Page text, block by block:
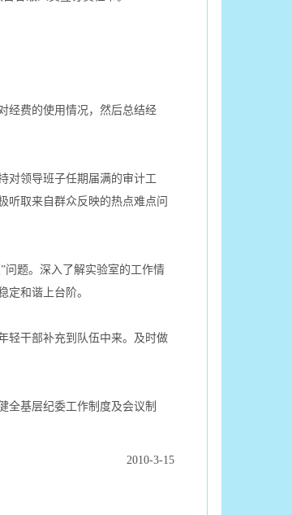
费的使用情况，然后总结经
领导班子任期届满的审计工
听取来自群众反映的热点难点问
题。深入了解实验室的工作情
定和谐上台阶。
干部补充到队伍中来。及时做
基层纪委工作制度及会议制
2010-3-15